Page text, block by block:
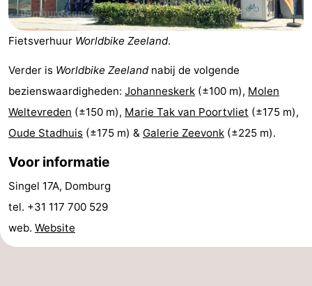
-
Loverendale
Résidence
Wijngaerde
Bed
(&
Campings
Vakantiehuizen
-
Buitenhof
-
Fietsverhuur Worldbike Zeeland.
Verder is Worldbike Zeelandnabij de volgende
bezienswaardigheden: Johanneskerk (±100 m), Molen
Weltevreden (±150 m), Marie Tak van Poortvliet (±175 m),
Oude Stadhuis (±175 m) & Galerie Zeevonk (±225 m).
Voor informatie
Singel 17A, Domburg
tel. +31 117 700 529
web. Website